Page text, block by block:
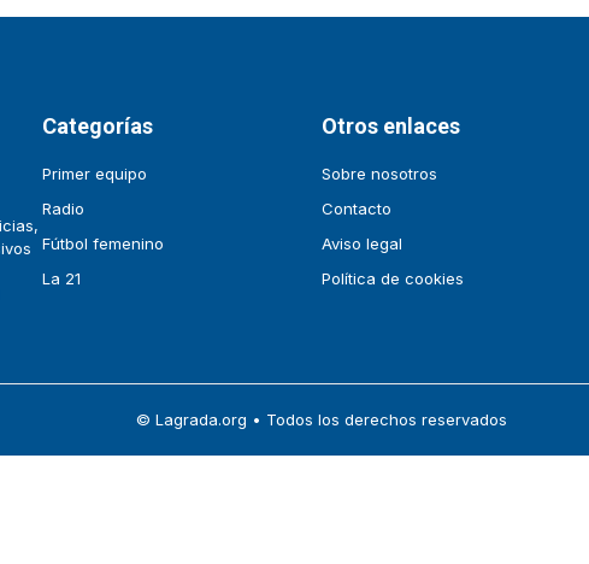
Categorías
Primer equipo
Radio
Fútbol femenino
La 21
Otros enlaces
Sobre nosotros
Contacto
Aviso legal
Política de cookies
© Lagrada.org • Todos los derechos reservados